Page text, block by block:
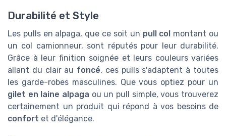
Durabilité et Style
Les pulls en alpaga, que ce soit un pull col montant ou
un col camionneur, sont réputés pour leur durabilité.
Grâce à leur finition soignée et leurs couleurs variées
allant du clair au foncé, ces pulls s'adaptent à toutes
les garde-robes masculines. Que vous optiez pour un
gilet en laine alpaga ou un pull simple, vous trouverez
certainement un produit qui répond à vos besoins de
confort et d'élégance.